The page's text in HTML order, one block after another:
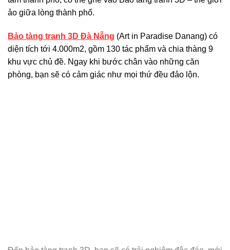
ảo giữa lòng thành phố.
Bảo tàng tranh 3D Đà Nẵng (Art in Paradise Danang) có
diện tích tới 4.000m2, gồm 130 tác phẩm và chia thàng 9
khu vực chủ đề. Ngay khi bước chân vào những căn
phòng, bạn sẽ có cảm giác như mọi thứ đều đảo lộn.